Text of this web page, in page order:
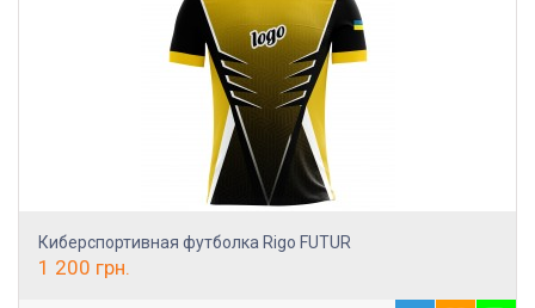
Киберспортивная футболка Rigo FUTUR
1 200 грн.